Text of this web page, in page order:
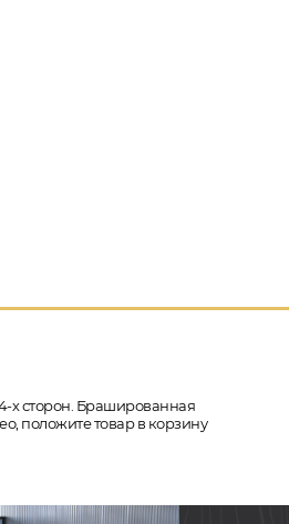
х сторон. Брашированная
положите товар в корзину